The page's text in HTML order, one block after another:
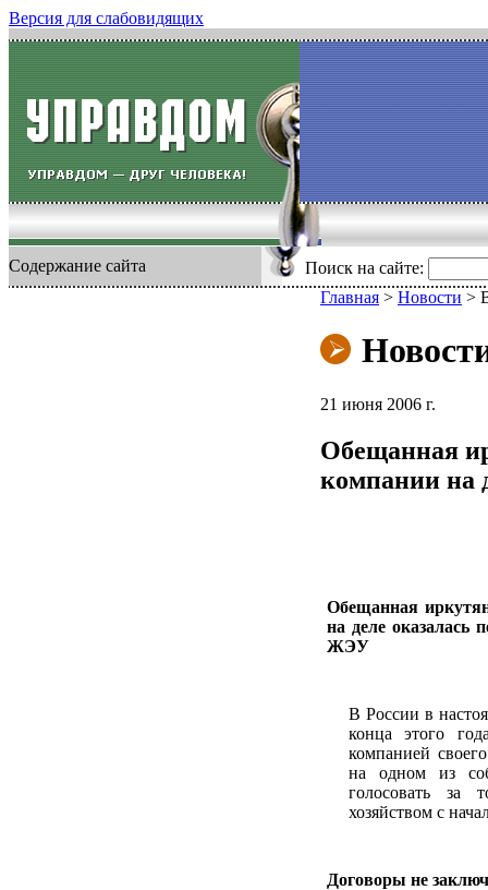
Версия для слабовидящих
Содержание сайта Поиск на сайте:
Главная > Новости >
21 июня 2006 г.
Обещанная
компании на
Обещанная
на деле оказалась
ЖЭУ
В России в
конца этого
компанией
на одном из
голосовать за
хозяйством с
Договоры не